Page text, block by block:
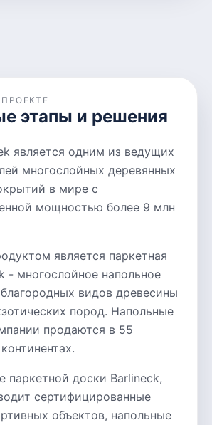
этапы и решения
является одним из ведущих
многослойных деревянных
в мире с
мощностью более 9 млн
является паркетная
- многослойное напольное
видов древесины
пород. Напольные
продаются в 55
паркетной доски Barlineck,
сертифицированные
объектов, напольные